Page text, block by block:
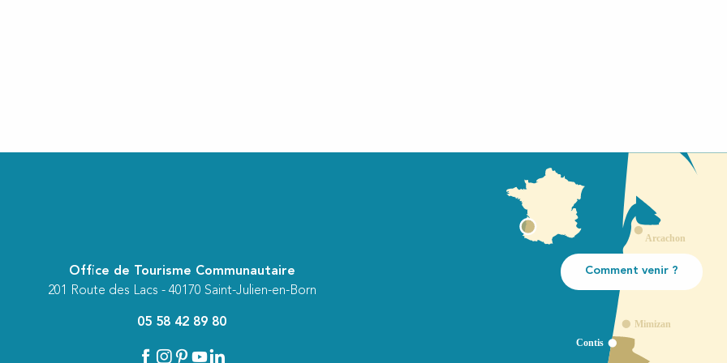
favoris
Office de Tourisme Communautaire
201 Route des Lacs - 40170 Saint-Julien-en-Born
05 58 42 89 80
Comment venir ?